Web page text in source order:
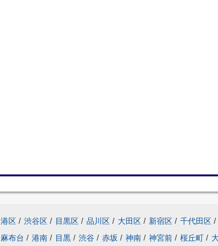
港区 / 渋谷区 / 目黒区 / 品川区 / 大田区 / 新宿区 / 千代田区 /
麻布台 / 港南 / 目黒 / 渋谷 / 赤坂 / 神南 / 神宮前 / 桜丘町 /